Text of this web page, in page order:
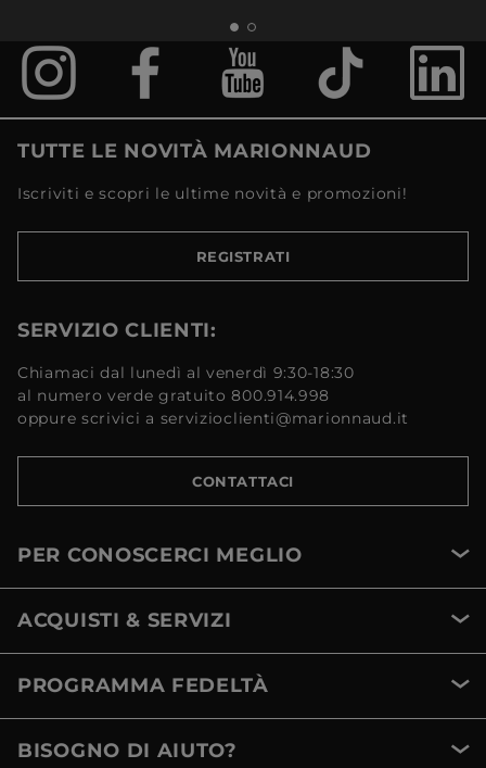
TUTTE LE NOVITÀ MARIONNAUD
Iscriviti e scopri le ultime novità e promozioni!
REGISTRATI
SERVIZIO CLIENTI:
Chiamaci dal lunedì al venerdì 9:30-18:30
al numero verde gratuito 800.914.998
oppure scrivici a servizioclienti@marionnaud.it
CONTATTACI
PER CONOSCERCI MEGLIO
ACQUISTI & SERVIZI
PROGRAMMA FEDELTÀ
BISOGNO DI AIUTO?